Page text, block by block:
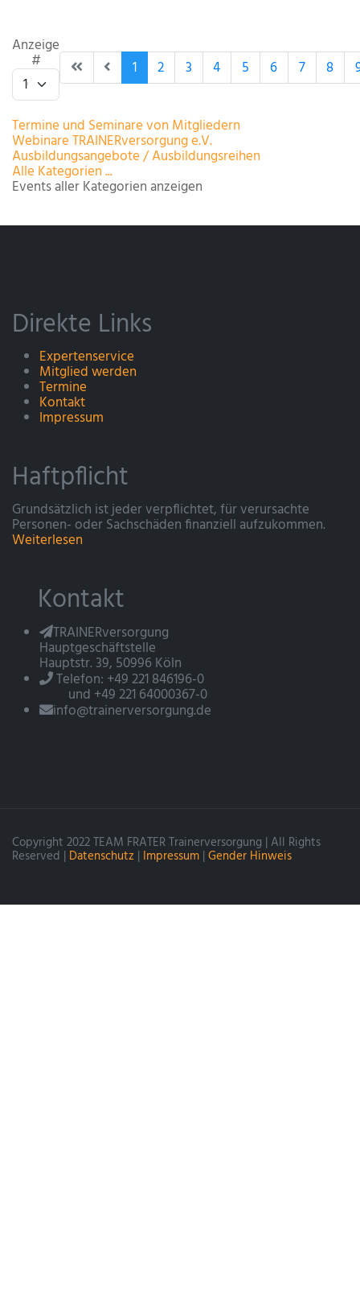
Limite der Paginierungsliste
Anzeige
# 1 2 3 4 5 6 7 8
Termine und Seminare von Mitgliedern
Webinare TRAINERversorgung e.V.
Ausbildungsangebote / Ausbildungsreihen
Alle Kategorien ...
Events aller Kategorien anzeigen
Direkte Links
Expertenservice
Mitglied werden
Termine
Kontakt
Impressum
Haftpflicht
Grundsätzlich ist jeder verpflichtet, für verursachte
Personen- oder Sachschäden finanziell aufzukommen.
Weiterlesen
Kontakt
TRAINERversorgung
Hauptgeschäftstelle
Hauptstr. 39, 50996 Köln
Telefon: +49 221 846196-0
und +49 221 64000367-0
info@trainerversorgung.de
Copyright 2022 TEAM FRATER Trainerversorgung | All Rights
Reserved | Datenschutz | Impressum | Gender Hinweis